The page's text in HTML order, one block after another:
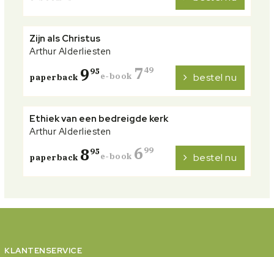
Zijn als Christus
Arthur Alderliesten
paperback 995e-book 749
bestel nu
Ethiek van een bedreigde kerk
Arthur Alderliesten
paperback 895e-book 699
bestel nu
KLANTENSERVICE